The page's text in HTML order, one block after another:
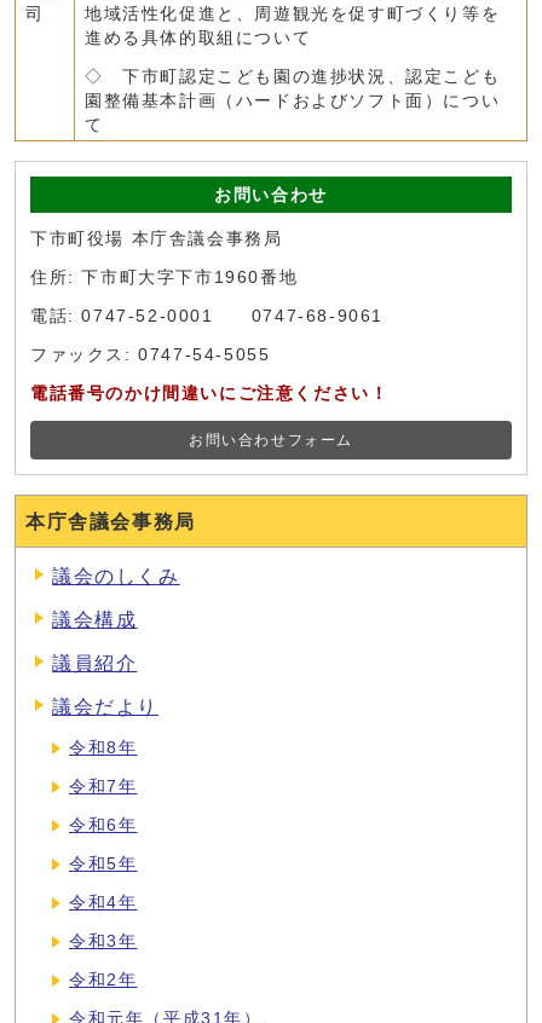
司
地域活性化促進と、周遊観光を促す町づくり等を
進める具体的取組について
◇ 下市町認定こども園の進捗状況、認定こども
園整備基本計画（ハードおよびソフト面）につい
て
お問い合わせ
下市町役場 本庁舎議会事務局
住所: 下市町大字下市1960番地
電話: 0747-52-0001 0747-68-9061
ファックス: 0747-54-5055
電話番号のかけ間違いにご注意ください！
お問い合わせフォーム
本庁舎議会事務局
議会のしくみ
議会構成
議員紹介
議会だより
令和8年
令和7年
令和6年
令和5年
令和4年
令和3年
令和2年
令和元年（平成31年）